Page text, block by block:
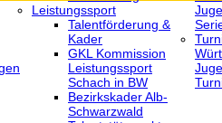
Leistungssport
Talentförderung &
Kader
GKL Kommission
Leistungssport
Schach in BW
Bezirkskader Alb-
Schwarzwald